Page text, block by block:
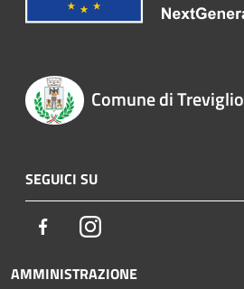
Comune di Treviglio
SEGUICI SU
FacebookInstagram
AMMINISTRAZIONE